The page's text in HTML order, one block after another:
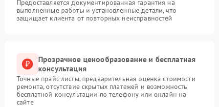
Предоставляется документированная гарантия на
выполненные работы и установленные детали, что
защищает клиента от повторных неисправностей
Прозрачное ценообразование и бесплатная
консультация
Точные прайс-листы, предварительная оценка стоимости
ремонта, отсутствие скрытых платежей и возможность
бесплатной консультации по телефону или онлайн на
сайте